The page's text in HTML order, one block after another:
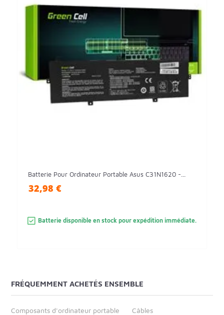
Batterie Pour Ordinateur Portable Asus C31N1620 -...
32,98 €
Batterie disponible en stock pour expédition immédiate.
FRÉQUEMMENT ACHETÉS ENSEMBLE
Composants d'ordinateur portable Câbles